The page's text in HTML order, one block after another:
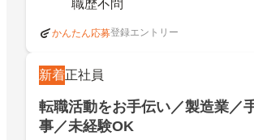
職歴不問
かんたん応募登録エントリー
新着正社員
転職活動をお手伝い／製造業／
事／未経験OK